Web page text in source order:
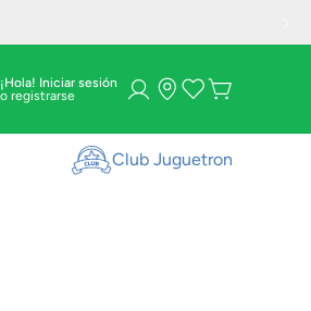
¡Hola! Iniciar sesión
Club Juguetron